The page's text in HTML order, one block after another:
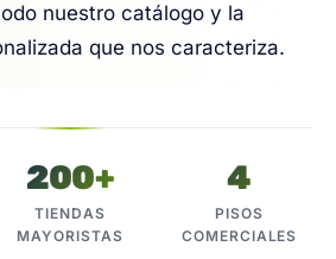
nuestro catálogo y la
que nos caracteriza.
200+
TIENDAS
MAYORISTAS
4
PISOS
COMERCIALES